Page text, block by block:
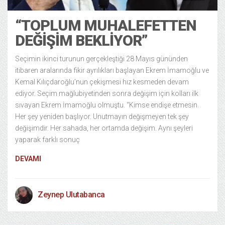
“TOPLUM MUHALEFETTEN
DEĞİŞİM BEKLİYOR”
Seçimin ikinci turunun gerçekleştiği 28 Mayıs gününden
itibaren aralarında fikir ayrılıkları başlayan Ekrem İmamoğlu ve
Kemal Kılıçdaroğlu’nun çekişmesi hız kesmeden devam
ediyor. Seçim mağlubiyetinden sonra değişim için kolları ilk
sıvayan Ekrem İmamoğlu olmuştu. “Kimse endişe etmesin.
Her şey yeniden başlıyor. Unutmayın değişmeyen tek şey
değişimdir. Her sahada, her ortamda değişim. Aynı şeyleri
yaparak farklı sonuç
DEVAMI
Zeynep Ulutabanca